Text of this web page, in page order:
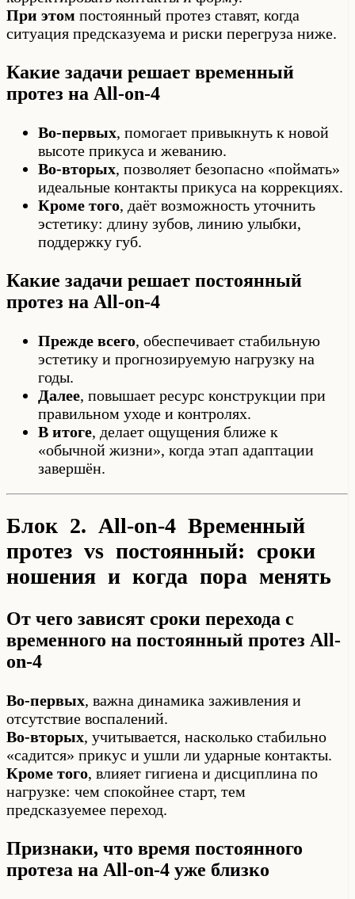
При этом постоянный протез ставят, когда
ситуация предсказуема и риски перегруза ниже.
Какие задачи решает временный
протез на All-on-4
Во-первых, помогает привыкнуть к новой
высоте прикуса и жеванию.
Во-вторых, позволяет безопасно «поймать»
идеальные контакты прикуса на коррекциях.
Кроме того, даёт возможность уточнить
эстетику: длину зубов, линию улыбки,
поддержку губ.
Какие задачи решает постоянный
протез на All-on-4
Прежде всего, обеспечивает стабильную
эстетику и прогнозируемую нагрузку на
годы.
Далее, повышает ресурс конструкции при
правильном уходе и контролях.
В итоге, делает ощущения ближе к
«обычной жизни», когда этап адаптации
завершён.
Блок 2. All-on-4 Временный
протез vs постоянный: сроки
ношения и когда пора менять
От чего зависят сроки перехода с
временного на постоянный протез All-
on-4
Во-первых, важна динамика заживления и
отсутствие воспалений.
Во-вторых, учитывается, насколько стабильно
«садится» прикус и ушли ли ударные контакты.
Кроме того, влияет гигиена и дисциплина по
нагрузке: чем спокойнее старт, тем
предсказуемее переход.
Признаки, что время постоянного
протеза на All-on-4 уже близко